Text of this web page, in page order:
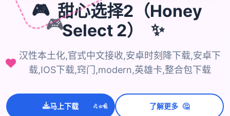
🎮
🎮 甜心选择2（Honey
Select 2）
✨
汉性本土化,官式中文接收,安卓时刻降下载,安卓下
载,IOS下载,窍门,modern,英雄卡,整合包下载
马上下载 ✨⭐💫 了解更多 🤔